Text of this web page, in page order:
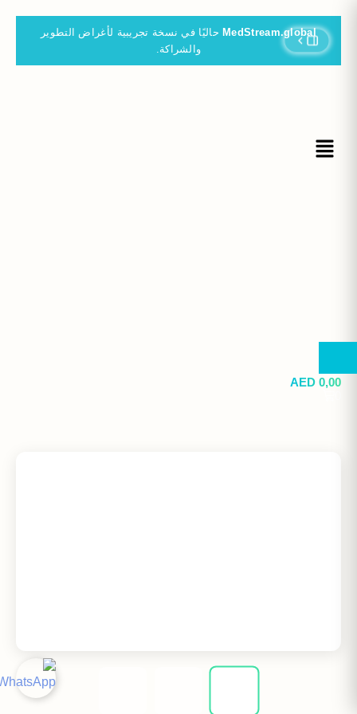
MedStream.globalحاليًا في نسخة تجريبية لأغراض التطوير
والشراكة.
0,00
AED